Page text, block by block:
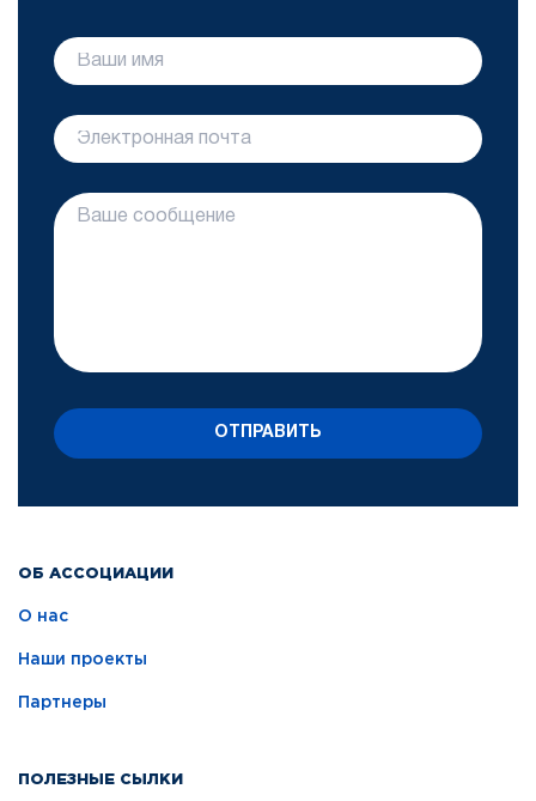
ОБ АССОЦИАЦИИ
О нас
Наши проекты
Партнеры
ПОЛЕЗНЫЕ СЫЛКИ
ОТПРАВИТЬ